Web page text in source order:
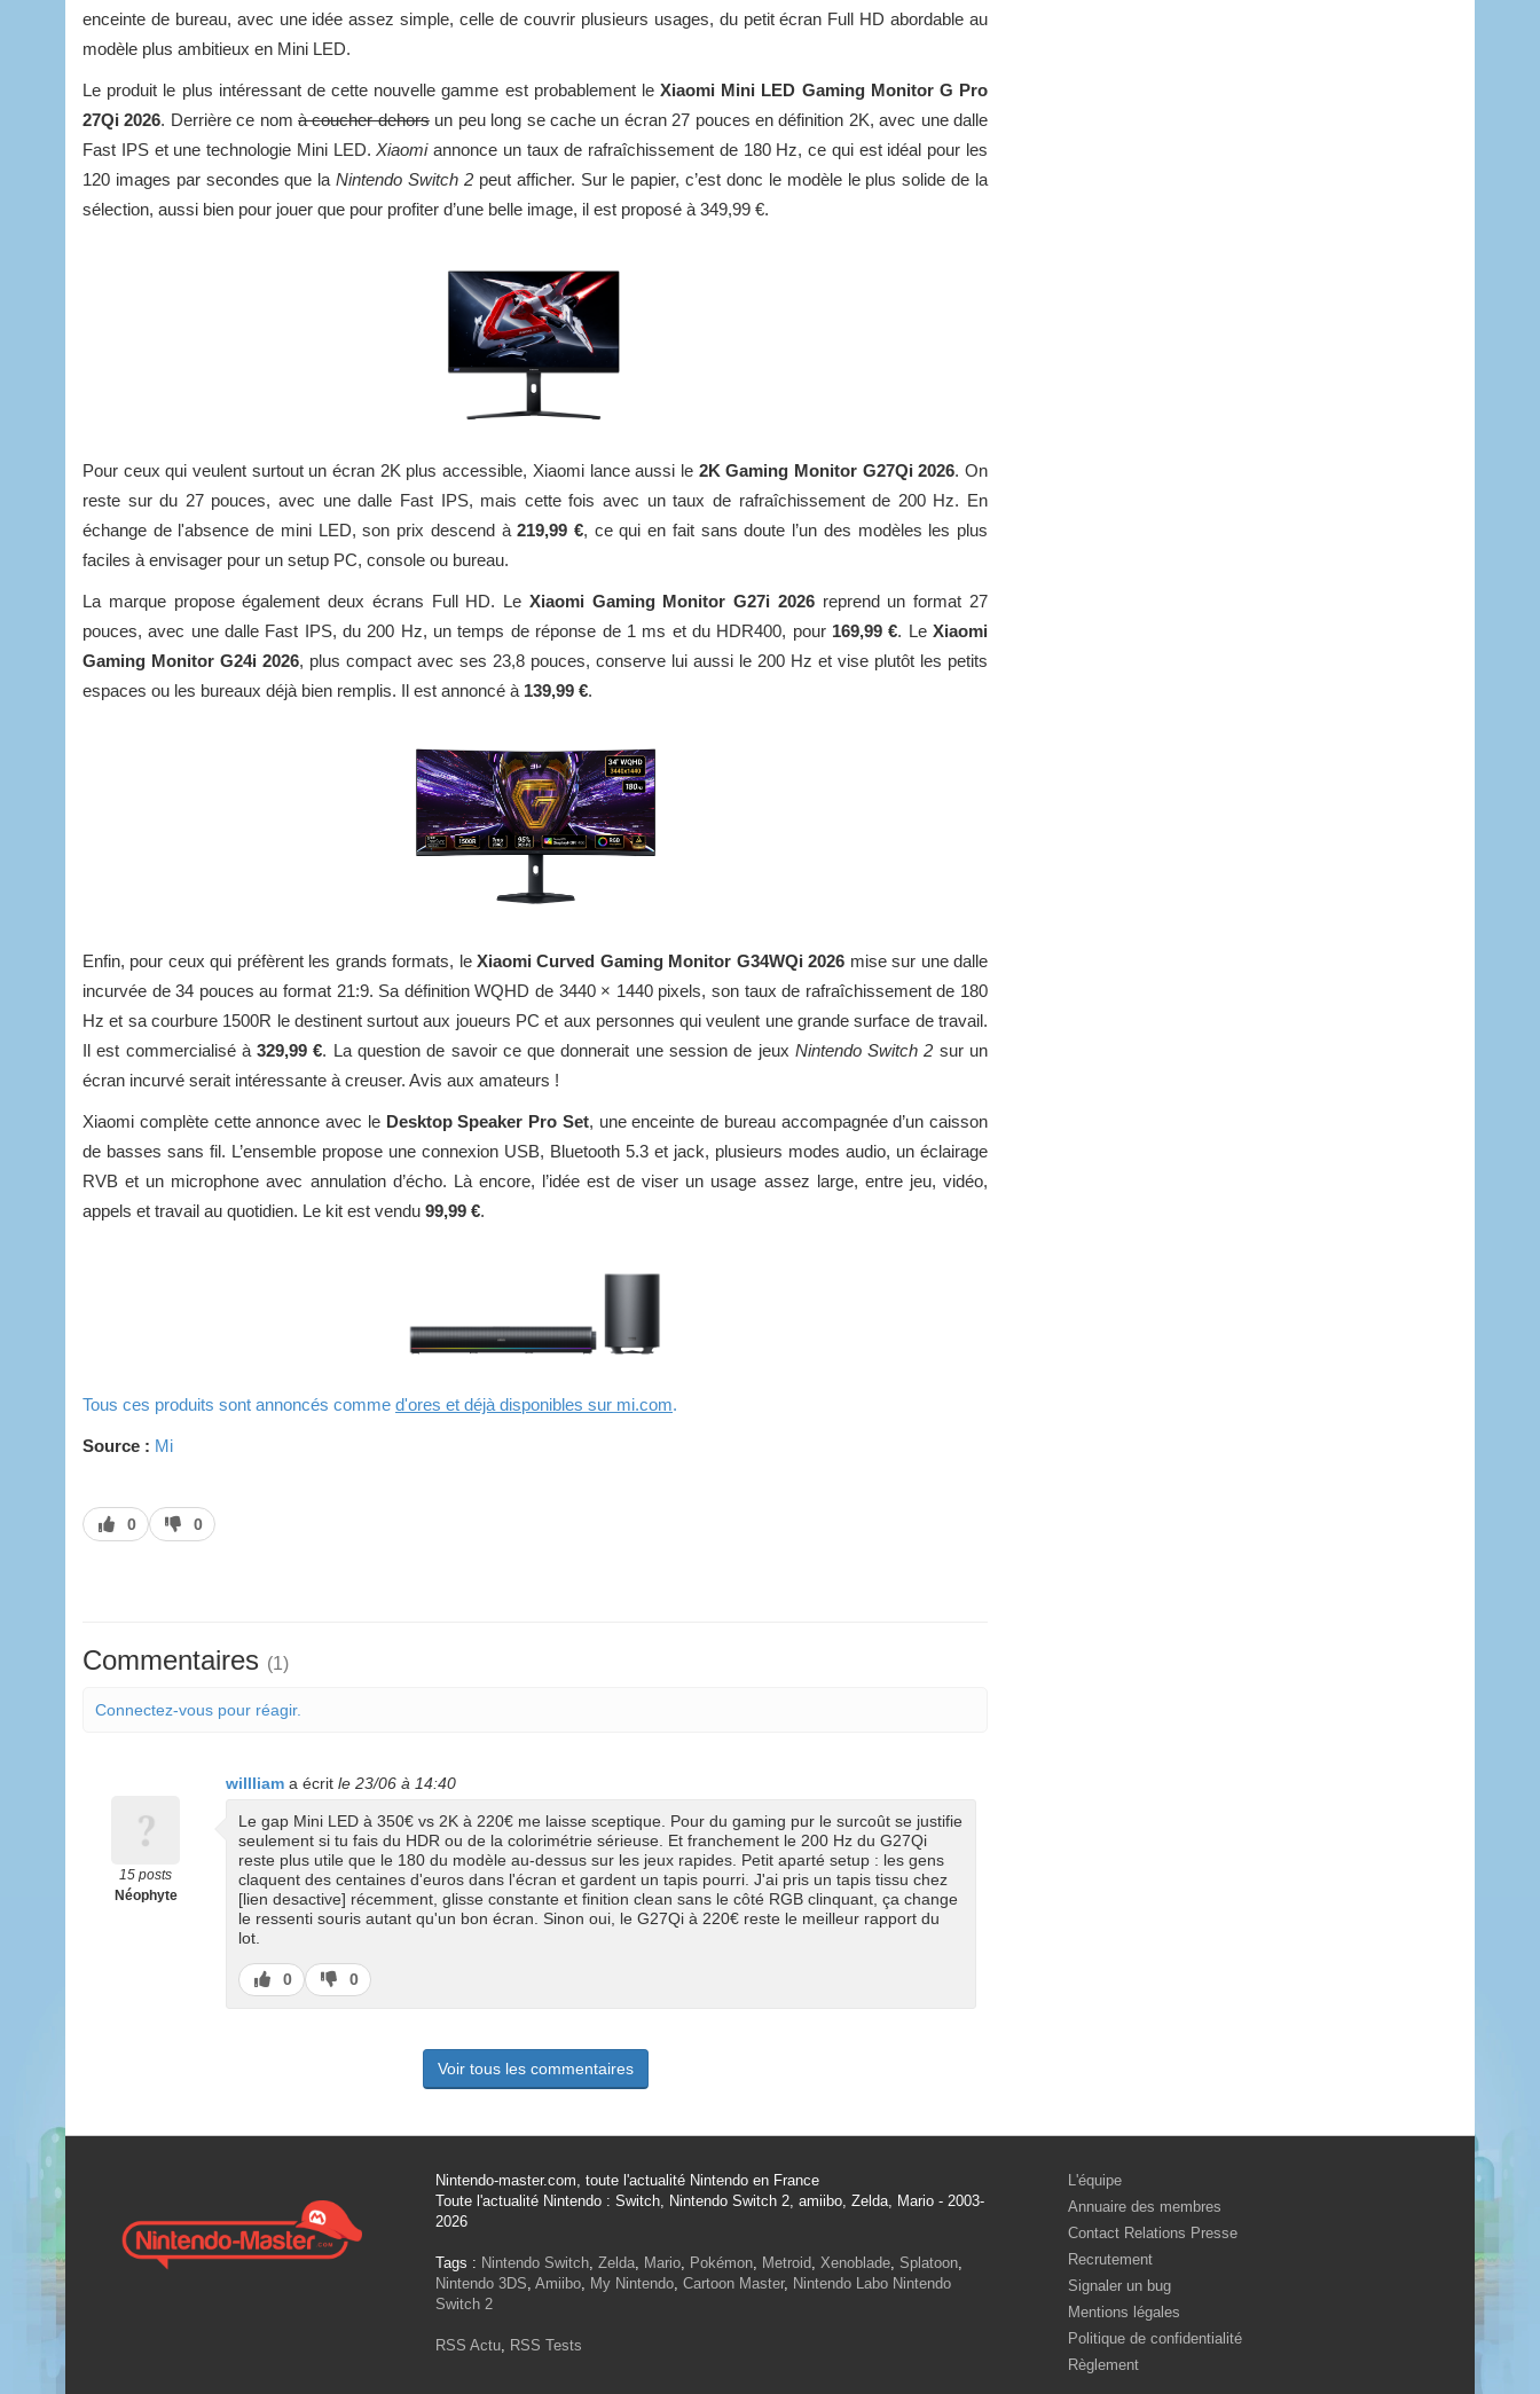
enceinte de bureau, avec une idée assez simple, celle de couvrir plusieurs usages, du petit écran Full HD abordable au
modèle plus ambitieux en Mini LED.
Le produit le plus intéressant de cette nouvelle gamme est probablement le Xiaomi Mini LED Gaming Monitor G Pro
27Qi 2026. Derrière ce nomà coucher dehorsun peu long se cache un écran 27 pouces en définition 2K, avec une dalle
Fast IPS et une technologie Mini LED.Xiaomiannonce un taux de rafraîchissement de 180 Hz, ce qui est idéal pour les
120 images par secondes que laNintendo Switch 2 peut afficher. Sur le papier, c’est donc le modèle le plus solide de la
sélection, aussi bien pour jouer que pour profiter d’une belle image, il est proposé à 349,99 €.
Pour ceux qui veulent surtout un écran 2K plus accessible, Xiaomi lance aussi le 2K Gaming Monitor G27Qi 2026. On
reste sur du 27 pouces, avec une dalle Fast IPS, mais cette fois avec un taux de rafraîchissement de 200 Hz. En
échange de l'absence de mini LED, son prix descend à219,99 €, ce qui en fait sans doute l’un des modèles les plus
faciles à envisager pour un setup PC, console ou bureau.
La marque propose également deux écrans Full HD. Le Xiaomi Gaming Monitor G27i 2026reprend un format 27
pouces, avec une dalle Fast IPS, du 200 Hz, un temps de réponse de 1 ms et du HDR400, pour 169,99 €. LeXiaomi
Gaming Monitor G24i 2026, plus compact avec ses 23,8 pouces, conserve lui aussi le 200 Hz et vise plutôt les petits
espaces ou les bureaux déjà bien remplis. Il est annoncé à 139,99 €.
Enfin, pour ceux qui préfèrent les grands formats, le Xiaomi Curved Gaming Monitor G34WQi 2026 mise sur une dalle
incurvée de 34 pouces au format 21:9. Sa définition WQHD de 3440 × 1440 pixels, son taux de rafraîchissement de 180
Hz et sa courbure 1500R le destinent surtout aux joueurs PC et aux personnes qui veulent une grande surface de travail.
Il est commercialisé à329,99 €. La question de savoir ce que donnerait une session de jeux Nintendo Switch 2 sur un
écran incurvé serait intéressante à creuser. Avis aux amateurs !
Xiaomi complète cette annonce avec le Desktop Speaker Pro Set, une enceinte de bureau accompagnée d’un caisson
de basses sans fil. L’ensemble propose une connexion USB, Bluetooth 5.3 et jack, plusieurs modes audio, un éclairage
RVB et un microphone avec annulation d’écho. Là encore, l’idée est de viser un usage assez large, entre jeu, vidéo,
appels et travail au quotidien. Le kit est vendu 99,99 €.
Tous ces produits sont annoncés comme d'ores et déjà disponibles sur mi.com.
Source : Mi
J’aime
0
J’aime
pas
0
Commentaires (1)
Connectez-vous pour réagir.
15 posts
Néophyte
willliam a écrit le 23/06 à 14:40
Le gap Mini LED à 350€ vs 2K à 220€ me laisse sceptique. Pour du gaming pur le surcoût se justifie
seulement si tu fais du HDR ou de la colorimétrie sérieuse. Et franchement le 200 Hz du G27Qi
reste plus utile que le 180 du modèle au-dessus sur les jeux rapides. Petit aparté setup : les gens
claquent des centaines d'euros dans l'écran et gardent un tapis pourri. J'ai pris un tapis tissu chez
[lien desactive] récemment, glisse constante et finition clean sans le côté RGB clinquant, ça change
le ressenti souris autant qu'un bon écran. Sinon oui, le G27Qi à 220€ reste le meilleur rapport du
lot.
J’aime
0
J’aime
pas
0
Voir tous les commentaires
Nintendo-master.com, toute l'actualité Nintendo en France
Toute l'actualité Nintendo : Switch, Nintendo Switch 2, amiibo, Zelda, Mario - 2003-
2026
Tags : Nintendo Switch, Zelda, Mario, Pokémon, Metroid, Xenoblade, Splatoon,
Nintendo 3DS Amiibo, My Nintendo, Cartoon Master, Nintendo Labo Nintendo
Switch 2
RSS Actu, RSS Tests
L'équipe
Annuaire des membres
Contact Relations Presse
Recrutement
Signaler un bug
Mentions légales
Politique de confidentialité
Règlement